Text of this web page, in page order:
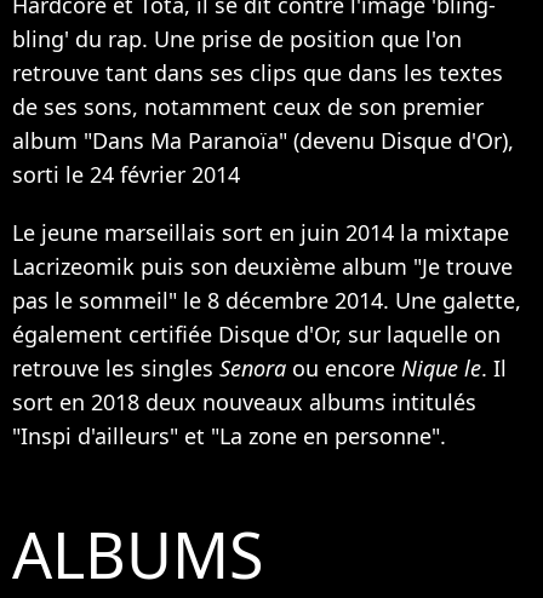
bling' du rap. Une prise de position que l'on
retrouve tant dans ses clips que dans les textes
de ses sons, notamment ceux de son premier
album "Dans Ma Paranoïa" (devenu Disque d'Or),
sorti le 24 février 2014
Le jeune marseillais sort en juin 2014 la mixtape
Lacrizeomik puis son deuxième album "Je trouve
pas le sommeil" le 8 décembre 2014. Une galette,
également certifiée Disque d'Or, sur laquelle on
retrouve les singles Senora ou encore Nique le. Il
sort en 2018 deux nouveaux albums intitulés
"Inspi d'ailleurs" et "La zone en personne".
ALBUMS